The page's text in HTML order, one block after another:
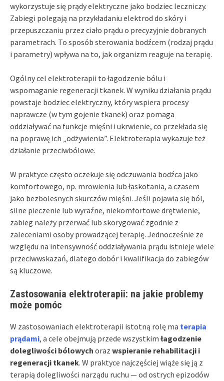
wykorzystuje się prądy elektryczne jako bodziec leczniczy.
Zabiegi polegają na przykładaniu elektrod do skóry i
przepuszczaniu przez ciało prądu o precyzyjnie dobranych
parametrach. To sposób sterowania bodźcem (rodzaj prądu
i parametry) wpływa na to, jak organizm reaguje na terapię.
Ogólny cel elektroterapii to łagodzenie bólu i
wspomaganie regeneracji tkanek. W wyniku działania prądu
powstaje bodziec elektryczny, który wspiera procesy
naprawcze (w tym gojenie tkanek) oraz pomaga
oddziaływać na funkcje mięśni i ukrwienie, co przekłada się
na poprawę ich „odżywienia”. Elektroterapia wykazuje też
działanie przeciwbólowe.
W praktyce często oczekuje się odczuwania bodźca jako
komfortowego, np. mrowienia lub łaskotania, a czasem
jako bezbolesnych skurczów mięśni. Jeśli pojawia się ból,
silne pieczenie lub wyraźne, niekomfortowe drętwienie,
zabieg należy przerwać lub skorygować zgodnie z
zaleceniami osoby prowadzącej terapię. Jednocześnie ze
względu na intensywność oddziaływania prądu istnieje wiele
przeciwwskazań, dlatego dobór i kwalifikacja do zabiegów
są kluczowe.
Zastosowania elektroterapii: na jakie problemy
może pomóc
W zastosowaniach elektroterapii istotną rolę ma terapia
prądami, a cele obejmują przede wszystkim łagodzenie
dolegliwości bólowych oraz wspieranie rehabilitacji i
regeneracji tkanek. W praktyce najczęściej wiąże się ją z
terapią dolegliwości narządu ruchu — od ostrych epizodów